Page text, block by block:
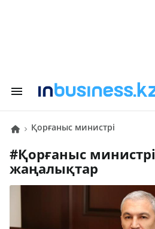
қорғаныс министрі
# қорғаныс министрі
жаңалықтар